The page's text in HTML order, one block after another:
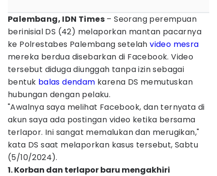
Palembang, IDN Times – Seorang perempuan
berinisial DS (42) melaporkan mantan pacarnya
ke Polrestabes Palembang setelahvideo mesra
mereka berdua disebarkan di Facebook. Video
tersebut diduga diunggah tanpa izin sebagai
bentuk balas dendam karena DS memutuskan
hubungan dengan pelaku.
"Awalnya saya melihat Facebook, dan ternyata di
akun saya ada postingan video ketika bersama
terlapor. Ini sangat memalukan dan merugikan,"
kata DS saat melaporkan kasus tersebut, Sabtu
(5/10/2024).
1. Korban dan terlapor baru mengakhiri